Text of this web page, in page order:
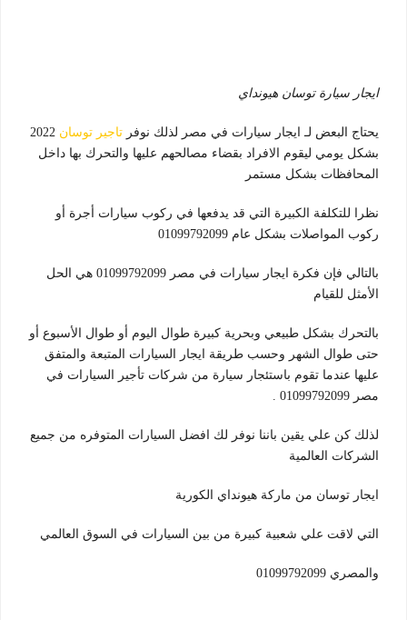
ايجار سيارة توسان هيونداي
يحتاج البعض لـ ايجار سيارات في مصر لذلك نوفر تاجير توسان 2022
بشكل يومي ليقوم الافراد بقضاء مصالحهم عليها والتحرك بها داخل
المحافظات بشكل مستمر
نظرا للتكلفة الكبيرة التي قد يدفعها في ركوب سيارات أجرة أو
ركوب المواصلات بشكل عام 01099792099
بالتالي فإن فكرة ايجار سيارات في مصر 01099792099 هي الحل
الأمثل للقيام
بالتحرك بشكل طبيعي وبحرية كبيرة طوال اليوم أو طوال الأسبوع أو
حتى طوال الشهر وحسب طريقة ايجار السيارات المتبعة والمتفق
عليها عندما تقوم باستئجار سيارة من شركات تأجير السيارات في
مصر 01099792099 .
لذلك كن علي يقين باننا نوفر لك افضل السيارات المتوفره من جميع
الشركات العالمية
ايجار توسان من ماركة هيونداي الكورية
التي لاقت علي شعبية كبيرة من بين السيارات في السوق العالمي
والمصري 01099792099